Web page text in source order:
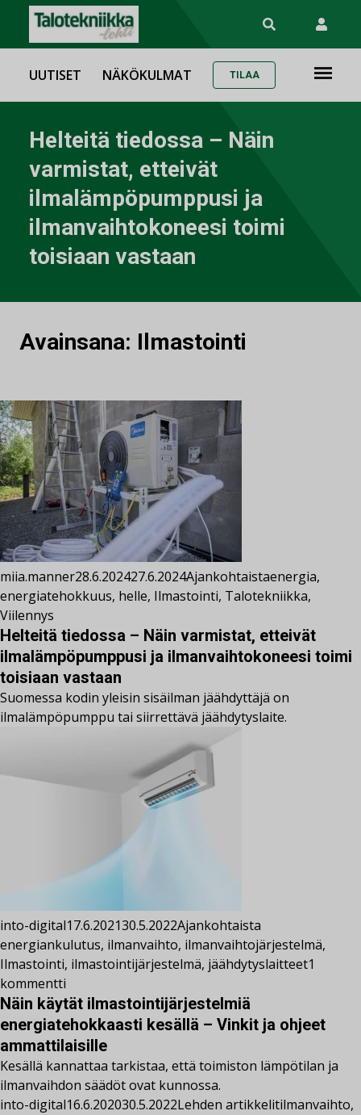
UUTISET NÄKÖKULMAT TILAA
Helteitä tiedossa – Näin
varmistat, etteivät
ilmalämpöpumppusi ja
ilmanvaihtokoneesi toimi
toisiaan vastaan
Avainsana: Ilmastointi
miia.manner28.6.202427.6.2024Ajankohtaistaenergia,
energiatehokkuus, helle, Ilmastointi, Talotekniikka,
Viilennys
Helteitä tiedossa – Näin varmistat, etteivät
ilmalämpöpumppusi ja ilmanvaihtokoneesi toimi
toisiaan vastaan
Suomessa kodin yleisin sisäilman jäähdyttäjä on
ilmalämpöpumppu tai siirrettävä jäähdytyslaite.
into-digital17.6.202130.5.2022Ajankohtaista
energiankulutus, ilmanvaihto, ilmanvaihtojärjestelmä,
Ilmastointi, ilmastointijärjestelmä, jäähdytyslaitteet1
kommentti
Näin käytät ilmastointijärjestelmiä
energiatehokkaasti kesällä – Vinkit ja ohjeet
ammattilaisille
Kesällä kannattaa tarkistaa, että toimiston lämpötilan ja
ilmanvaihdon säädöt ovat kunnossa.
into-digital16.6.202030.5.2022Lehden artikkelitilmanvaihto,